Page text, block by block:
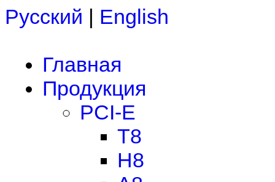
Русский | English
Главная
Продукция
PCI-E
T8
H8